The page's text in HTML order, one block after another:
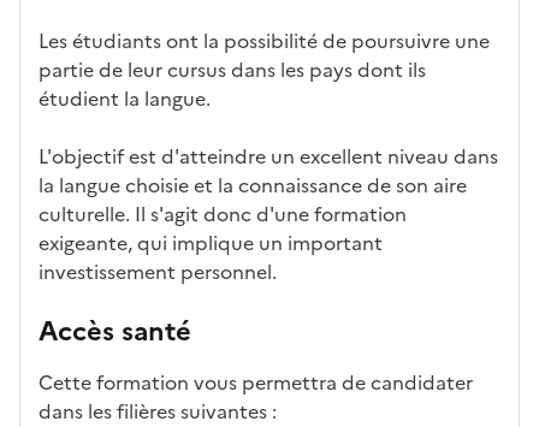
t
e
-
a
p
r
a
Les étudiants ont la possibilité de poursuivre une
partie de leur cursus dans les pays dont ils
étudient la langue.
L'objectif est d'atteindre un excellent niveau dans
la langue choisie et la connaissance de son aire
culturelle. Il s'agit donc d'une formation
exigeante, qui implique un important
investissement personnel.
Accès santé
Cette formation vous permettra de candidater
dans les filières suivantes :